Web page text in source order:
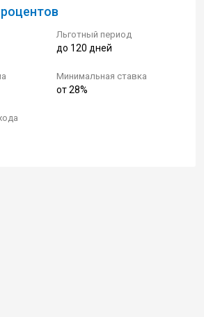
Льготный период
до 120 дней
Минимальная ставка
от 28%